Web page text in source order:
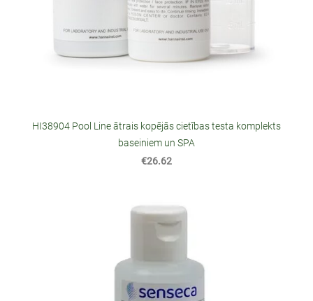
HI38904 Pool Line ātrais kopējās cietības testa komplekts
baseiniem un SPA
€26.62